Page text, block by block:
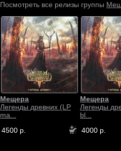
Посмотреть все релизы группы
Мещера
Легенды древних (LP
ma...
4500 р.
Мещера
Легенды
bl...
4000 р.